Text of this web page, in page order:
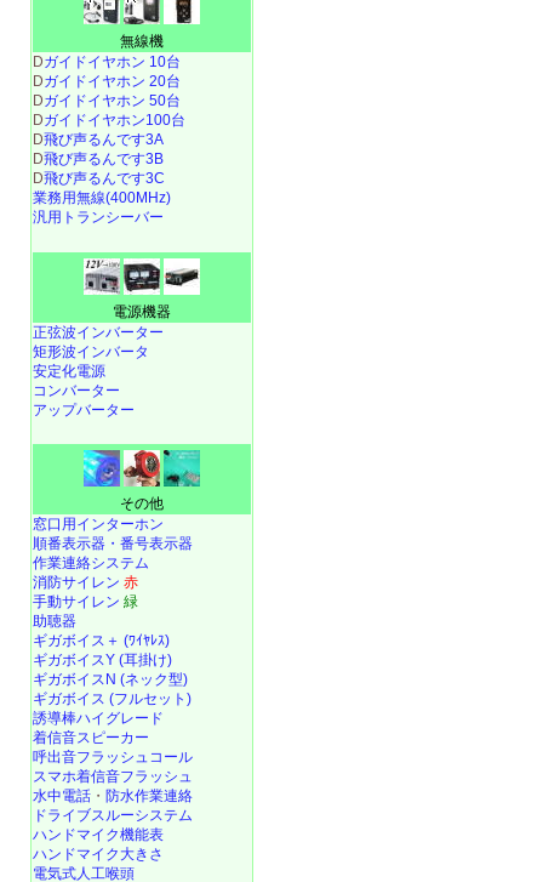
無線機
Dガイドイヤホン 10台
Dガイドイヤホン 20台
Dガイドイヤホン 50台
Dガイドイヤホン100台
D飛び声るんです3A
D飛び声るんです3B
D飛び声るんです3C
業務用無線(400MHz)
汎用トランシーバー
電源機器
正弦波インバーター
矩形波インバータ
安定化電源
コンバーター
アップバーター
その他
窓口用インターホン
順番表示器・番号表示器
作業連絡システム
消防サイレン 赤
手動サイレン 緑
助聴器
ギガボイス＋ (ﾜｲﾔﾚｽ)
ギガボイスY (耳掛け)
ギガボイスN (ネック型)
ギガボイス (フルセット)
誘導棒ハイグレード
着信音スピーカー
呼出音フラッシュコール
スマホ着信音フラッシュ
水中電話 ・ 防水作業連絡
ドライブスルーシステム
ハンドマイク機能表
ハンドマイク大きさ
電気式人工喉頭